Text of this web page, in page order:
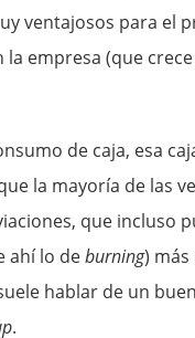
ventajosos para el
empresa (que
de caja, esa
la mayoría de las
que incluso
ahí lo deburning) más
hablar de un buen
.